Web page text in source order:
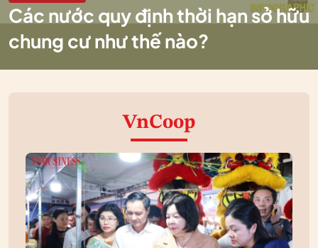
Các nước quy định thời hạn sở hữu
chung cư như thế nào?
VnCoop